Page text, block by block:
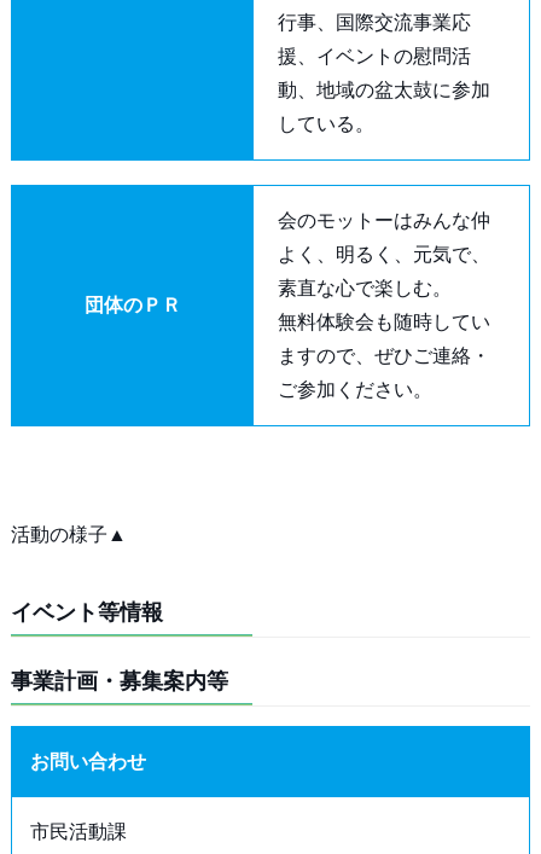
行事、国際交流事業応
援、イベントの慰問活
動、地域の盆太鼓に参加
している。
団体のＰＲ
会のモットーはみんな仲
よく、明るく、元気で、
素直な心で楽しむ。
無料体験会も随時してい
ますので、ぜひご連絡・
ご参加ください。
活動の様子▲
イベント等情報
事業計画・募集案内等
お問い合わせ
市民活動課